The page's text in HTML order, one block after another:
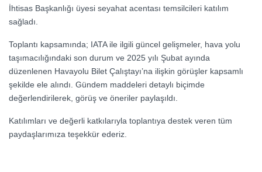
İhtisas Başkanlığı üyesi seyahat acentası temsilcileri katılım
sağladı.
Toplantı kapsamında; IATA ile ilgili güncel gelişmeler, hava yolu
taşımacılığındaki son durum ve 2025 yılı Şubat ayında
düzenlenen Havayolu Bilet Çalıştayı’na ilişkin görüşler kapsamlı
şekilde ele alındı. Gündem maddeleri detaylı biçimde
değerlendirilerek, görüş ve öneriler paylaşıldı.
Katılımları ve değerli katkılarıyla toplantıya destek veren tüm
paydaşlarımıza teşekkür ederiz.